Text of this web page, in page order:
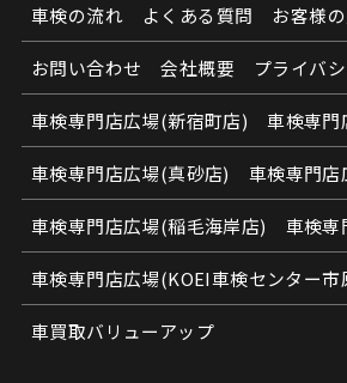
車検の流れ よくある質問 お客様
お問い合わせ 会社概要 プライバ
車検専門店広場(新宿町店) 車検専門
車検専門店広場(真砂店) 車検専門店
車検専門店広場(稲毛海岸店) 車検専
車検専門店広場(KOEI車検センター市
車買取バリューアップ